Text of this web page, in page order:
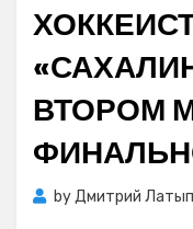
ВТОРОМ
byДмитрий